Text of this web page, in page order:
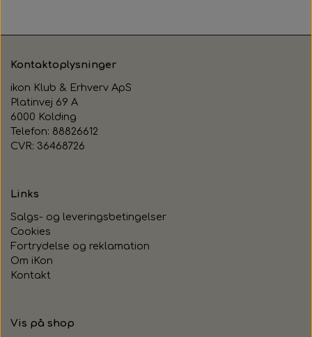
Kontaktoplysninger
ikon Klub & Erhverv ApS
Platinvej 69 A
6000 Kolding
Telefon: 88826612
CVR: 36468726
Links
Salgs- og leveringsbetingelser
Cookies
Fortrydelse og reklamation
Om iKon
Kontakt
Vis på shop